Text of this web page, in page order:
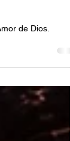
de Dios.